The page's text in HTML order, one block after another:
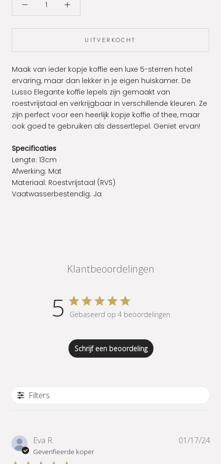
UITVERKOCHT
Maak van ieder kopje koffie een luxe 5-sterren hotel
ervaring, maar dan lekker in je eigen huiskamer. De
Lusso Elegante koffie lepels zijn gemaakt van
roestvrijstaal en verkrijgbaar in verschillende kleuren. Ze
zijn perfect voor een heerlijk kopje koffie of thee, maar
ook goed te gebruiken als dessertlepel. Geniet ervan!
Specificaties
Lengte: 13cm
Afwerking: Mat
Materiaal: Roestvrijstaal (RVS)
Vaatwasserbestendig: Ja
Klantbeoordelingen
5 Gebaseerd op 4 beoordelingen
Schrijf een beoordeling
Filters
Eva R.
Geverifieerde koper
01/17/24